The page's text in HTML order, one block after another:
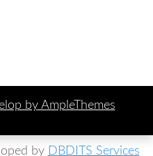
by AmpleThemes
by DBDITS Services